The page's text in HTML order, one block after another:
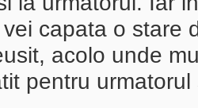
capata o stare
acolo unde
pentru urmatorul